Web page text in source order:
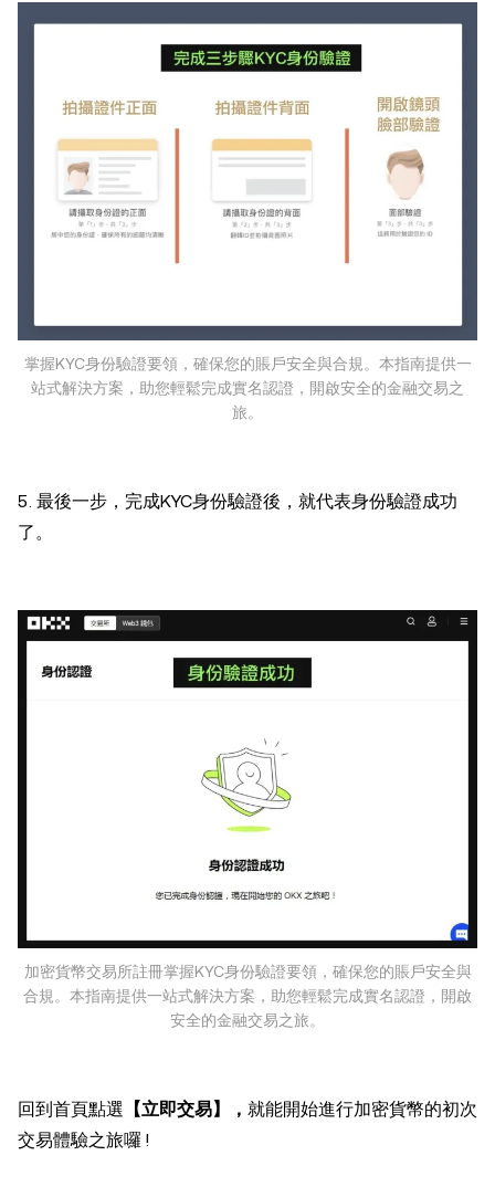
掌握KYC身份驗證要領，確保您的賬戶安全與合規。本指南提供一
站式解決方案，助您輕鬆完成實名認證，開啟安全的金融交易之
旅。
5. 最後一步，完成KYC身份驗證後，就代表身份驗證成功
了。
加密貨幣交易所註冊掌握KYC身份驗證要領，確保您的賬戶安全與
合規。本指南提供一站式解決方案，助您輕鬆完成實名認證，開啟
安全的金融交易之旅。
回到首頁點選 【立即交易】， 就能開始進行加密貨幣的初次
交易體驗之旅囉 !